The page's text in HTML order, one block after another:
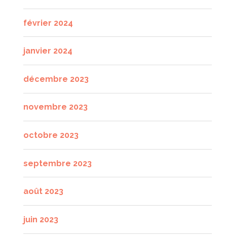
février 2024
janvier 2024
décembre 2023
novembre 2023
octobre 2023
septembre 2023
août 2023
juin 2023